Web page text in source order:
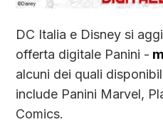
DC Italia e Disney si
offerta digitale Panini -
alcuni dei quali
include Panini Marvel,
Comics.